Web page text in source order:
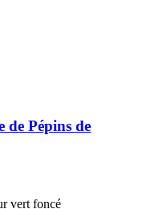
de Pépins de
vert foncé